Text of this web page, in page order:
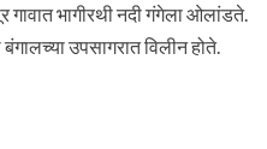
गावात भागीरथी नदी गंगेला ओलांडते.
उपसागरात विलीन होते.